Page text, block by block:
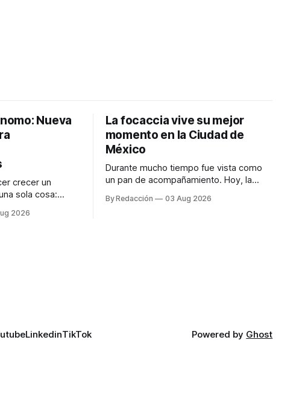
Nueva
crecer un
sola cosa:
en marketing
2026
La focaccia vive su mejor
momento en la Ciudad de
México
Durante mucho tiempo fue vista como
un pan de acompañamiento. Hoy, la
platillos favoritos de quienes buscan
By Redacción 03 Aug 2026
LinkedinTikTok Powered by Ghost